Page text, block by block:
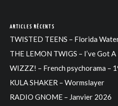
ARTICLES RÉCENTS
TWISTED TEENS – Florida
THE LEMON TWIGS – I’ve Got
WIZZZ! – French psychorama –
KULA SHAKER – Wormslayer
RADIO GNOME – Janvier 2026